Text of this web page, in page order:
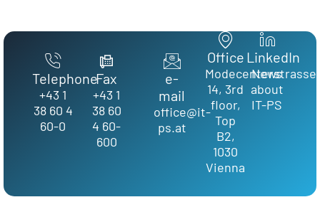
Telephone
+43 1
38 60 4
60-0
Fax
+43 1
38 60
4 60-
600
e-
mail
office@it-
ps.at
Office
Modecenterstrasse
14, 3rd
floor,
Top
B2,
1030
Vienna
LinkedIn
News
about
IT-PS